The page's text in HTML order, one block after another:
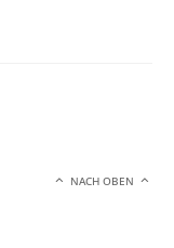
NACH OBEN